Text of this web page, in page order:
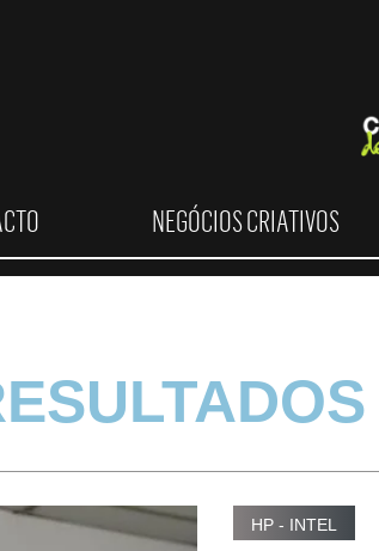
NEGÓCIOS CRIATIVOS
HP - INTEL